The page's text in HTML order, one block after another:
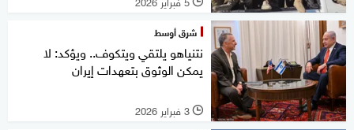
شرق أوسط
نتنياهو يلتقي ويتكوف.. ويؤكد: لا
يمكن الوثوق بتعهدات إيران
l 3 فبراير 2026